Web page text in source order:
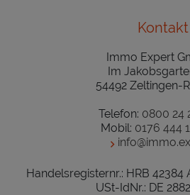
Kontakt
Immo Expert
Im
54492 Zeltingen-
Telefon: 0800 24
Mobil: 0176 444
Handelsregisternr.: HRB
USt-IdNr.: DE